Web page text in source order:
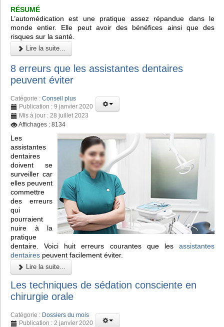
RÉSUMÉ
L’automédication est une pratique assez répandue dans le
monde entier. Elle peut avoir des bénéfices ainsi que des
risques sur la santé.
Lire la suite...
8 erreurs que les assistantes dentaires
peuvent éviter
Catégorie : Conseil plus
Publication : 9 janvier 2020
Mis à jour : 28 juillet 2023
Affichages : 8134
Les
assistantes
dentaires
doivent se
surveiller car
elles peuvent
commettre
des erreurs
qui
pourraient
nuire à la
pratique
dentaire. Voici huit erreurs courantes que les assistantes
dentaires peuvent facilement éviter.
Lire la suite...
Les techniques de sédation consciente en
chirurgie orale
Catégorie : Dossiers du mois
Publication : 2 janvier 2020